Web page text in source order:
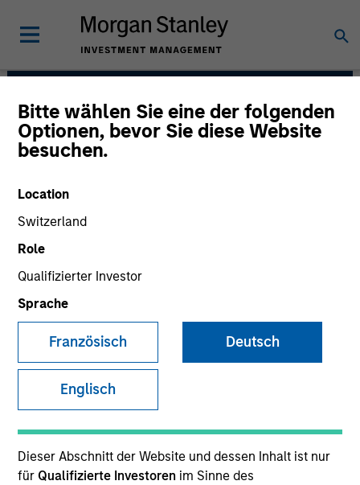
Bitte wählen Sie eine der folgenden
Optionen, bevor Sie diese Website
besuchen.
Location
Switzerland
Role
Qualifizierter Investor
Sprache
Französisch Deutsch
Englisch
Dieser Abschnitt der Website und dessen Inhalt ist nur
für Qualifizierte Investoren im Sinne des
Morgan Stanley Capital
Partners
Morgan Stanley Capital Partners manages a middle-
market private equity platform. The team has invested
decades.